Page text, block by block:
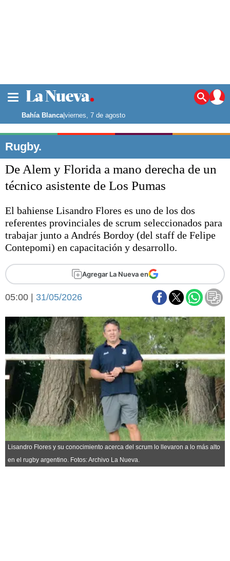
Noticias
La ciudad
Punta Alta
El mundo
Seguridad
Deportes
Escenario Olímpico
Liga del Sur
Básquetbol
Fútbol
Federal A
Arte y cultura
Aplausos
Economía y finanzas
Con el campo
Espacio empresas
Sociedad y tiempo
libre
Sociedad
Tecnología
Turismo
Es viral
El tiempo
Fúnebres
Clasificados
Horóscopo
Bahía Blanca|viernes, 7 de agosto
Rugby.
De Alem y Florida a mano derecha de un
técnico asistente de Los Pumas
El bahiense Lisandro Flores es uno de los dos
referentes provinciales de scrum seleccionados para
trabajar junto a Andrés Bordoy (del staff de Felipe
Contepomi) en capacitación y desarrollo.
Agregar La Nueva en
05:00 | 31/05/2026
Lisandro Flores y su conocimiento acerca del scrum lo llevaron a lo más alto
en el rugby argentino. Fotos: Archivo La Nueva.